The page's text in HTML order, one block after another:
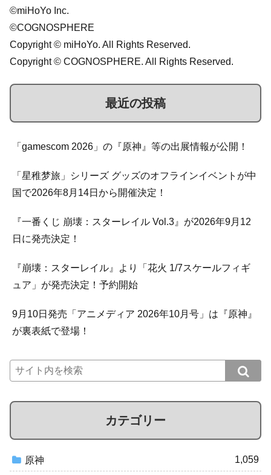
©miHoYo Inc.
©COGNOSPHERE
Copyright © miHoYo. All Rights Reserved.
Copyright © COGNOSPHERE. All Rights Reserved.
最近の投稿
「gamescom 2026」の『原神』等の出展情報が公開！
「星稚梦旅」シリーズ グッズのオフラインイベントが中
国で2026年8月14日から開催決定！
『一番くじ 崩壊：スターレイル Vol.3』が2026年9月12
日に発売決定！
『崩壊：スターレイル』より「花火 1/7スケールフィギ
ュア」が発売決定！予約開始
9月10日発売「アニメディア 2026年10月号」は『原神』
が裏表紙で登場！
カテゴリー
原神 1,059